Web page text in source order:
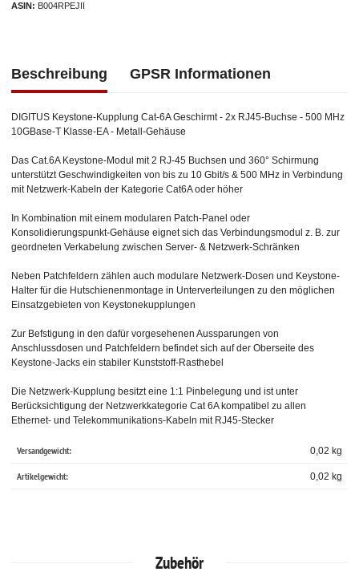
ASIN
B004RPEJII
Beschreibung GPSR Informationen
DIGITUS Keystone-Kupplung Cat-6A Geschirmt - 2x RJ45-Buchse - 500 MHz
10GBase-T Klasse-EA - Metall-Gehäuse
Das Cat.6A Keystone-Modul mit 2 RJ-45 Buchsen und 360° Schirmung
unterstützt Geschwindigkeiten von bis zu 10 Gbit/s & 500 MHz in Verbindung
mit Netzwerk-Kabeln der Kategorie Cat6A oder höher
In Kombination mit einem modularen Patch-Panel oder
Konsolidierungspunkt-Gehäuse eignet sich das Verbindungsmodul z. B. zur
geordneten Verkabelung zwischen Server- & Netzwerk-Schränken
Neben Patchfeldern zählen auch modulare Netzwerk-Dosen und Keystone-
Halter für die Hutschienenmontage in Unterverteilungen zu den möglichen
Einsatzgebieten von Keystonekupplungen
Zur Befstigung in den dafür vorgesehenen Aussparungen von
Anschlussdosen und Patchfeldern befindet sich auf der Oberseite des
Keystone-Jacks ein stabiler Kunststoff-Rasthebel
Die Netzwerk-Kupplung besitzt eine 1:1 Pinbelegung und ist unter
Berücksichtigung der Netzwerkkategorie Cat 6A kompatibel zu allen
Ethernet- und Telekommunikations-Kabeln mit RJ45-Stecker
Versandgewicht: 0,02 kg
Artikelgewicht: 0,02 kg
Zubehör